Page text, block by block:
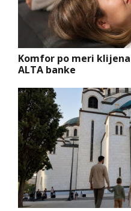
Komfor po meri
ALTA banke